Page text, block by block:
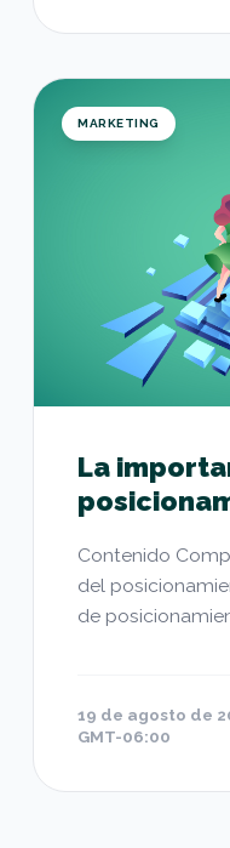
La importancia
MARKETING
La
Contenido
del
de
19 de agosto de
GMT-06:00